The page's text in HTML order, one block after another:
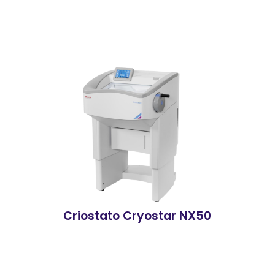
Criostato Cryostar NX50